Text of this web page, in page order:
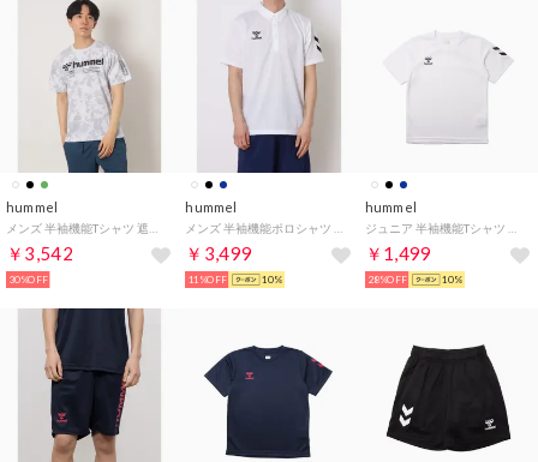
hummel
￥3,542
30%OFF
hummel
￥3,499
11%OFF 10%
hummel
￥1,499
28%OFF 10%